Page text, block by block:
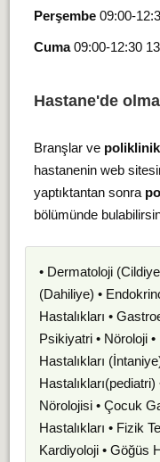
Perşembe09:00-
Cuma09:00-12:30
Hastane'de
Branşlar ve
hastanenin web
yaptıktantan sonra
bölümünde
• Dermatoloji
(Dahiliye) •
Hastalıkları •
Psikiyatri • Nöroloji
Hastalıkları
Nörolojisi • Çocuk
Hastalıkları • Fizik
Kardiyoloji • Göğüs